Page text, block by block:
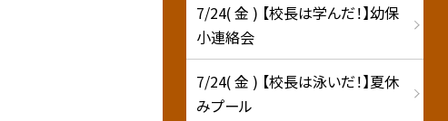
7/24( 金 ) 【校長は学んだ！】幼保
小連絡会
7/24( 金 ) 【校長は泳いだ！】夏休
みプール